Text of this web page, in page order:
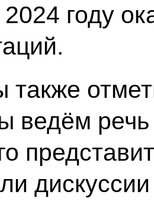
2024 году
также
ведём